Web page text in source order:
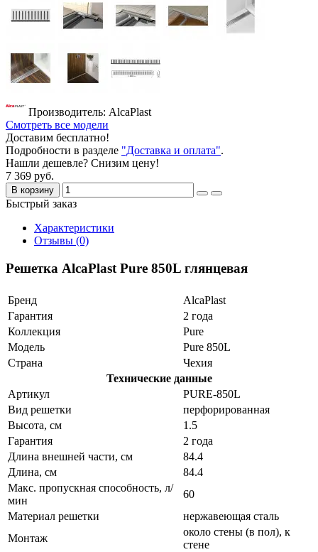
Производитель: AlcaPlast
Смотреть все модели
Доставим бесплатно!
Подробности в разделе "Доставка и оплата".
Нашли дешевле? Снизим цену!
7 369 руб.
В корзину
Быстрый заказ
Характеристики
Отзывы (0)
Решетка AlcaPlast Pure 850L глянцевая
Бренд
AlcaPlast
Гарантия
2 года
Коллекция
Pure
Модель
Pure 850L
Страна
Чехия
Технические данные
Артикул
PURE-850L
Вид решетки
перфорированная
Высота, см
1.5
Гарантия
2 года
Длина внешней части, см
84.4
Длина, см
84.4
Макс. пропускная способность, л/
мин
60
Материал решетки
нержавеющая сталь
Монтаж
около стены (в пол), к
стене